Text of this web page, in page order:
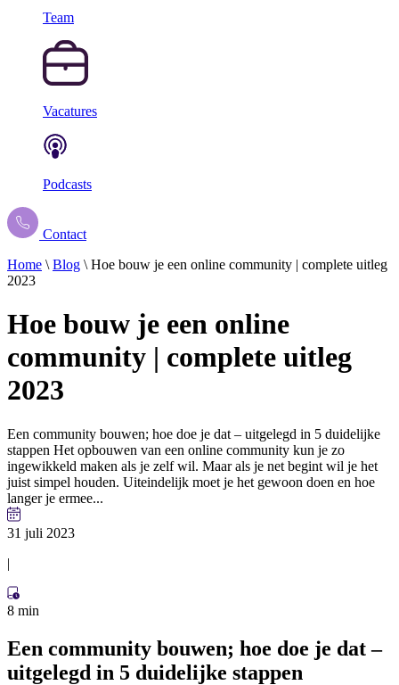
Team
Vacatures
Podcasts
Contact
Home \ Blog \ Hoe bouw je een online community | complete uitleg
2023
Hoe bouw je een online
community | complete uitleg
2023
Een community bouwen; hoe doe je dat – uitgelegd in 5 duidelijke
stappen Het opbouwen van een online community kun je zo
ingewikkeld maken als je zelf wil. Maar als je net begint wil je het
juist simpel houden. Uiteindelijk moet je het gewoon doen en hoe
langer je ermee...
31 juli 2023
|
8 min
Een community bouwen; hoe doe je dat –
uitgelegd in 5 duidelijke stappen